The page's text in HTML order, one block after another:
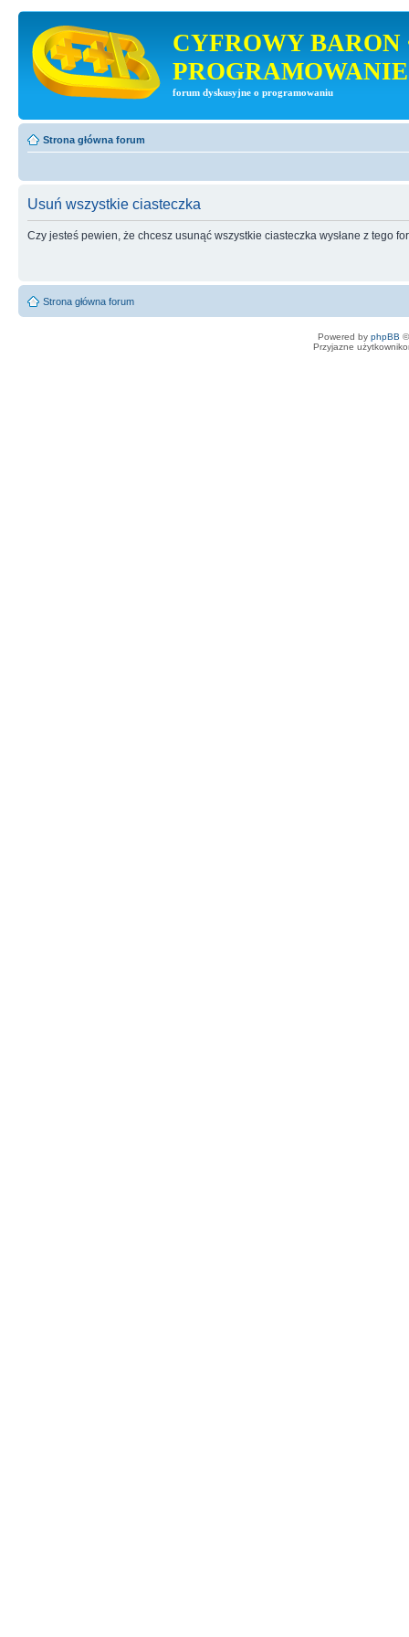
CYFROWY BARON
PROGRAMOWANIE
forum dyskusyjne o programowaniu
Strona główna forum
Usuń wszystkie ciasteczka
Czy jesteś pewien, że chcesz usunąć wszystkie ciasteczka wysłane z tego
Strona główna forum
Powered by phpBB
Przyjazne